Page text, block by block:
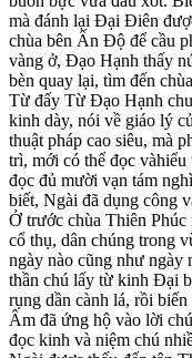
mà đánh lại Đại Điên
chùa bên Ấn Độ để cầu
vàng ở, Đạo Hạnh thấy
bèn quay lại, tìm đến
Từ đấy Từ Đạo Hạnh
kinh dày, nói về giáo lý
thuật pháp cao siêu, mà
trì, mới có thể đọc
đọc đủ mười vạn tám
biết, Ngài đã dụng công
Ở trước chùa Thiên
cổ thụ, dân chúng trong
ngày nào cũng như ngày
thần chú lấy từ kinh Đại
rụng dần cành lá, rồi
Âm đã ứng hộ vào lời
đọc kinh và niệm chú